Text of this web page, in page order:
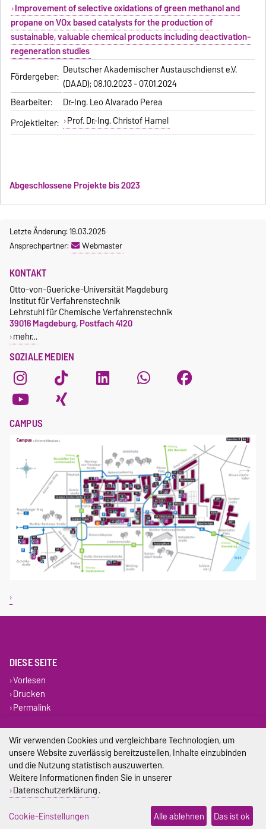
Improvement of selective oxidations of green methanol and
propane on VOx based catalysts for the production of
sustainable, valuable chemical products including deactivation-
regeneration studies
Fördergeber: Deutscher Akademischer Austauschdienst e.V.
(DAAD); 08.10.2023 - 07.01.2024
Bearbeiter:
Dr.-Ing. Leo Alvarado Perea
Projektleiter:
Prof. Dr.-Ing. Christof Hamel
Abgeschlossene Projekte bis 2023
Letzte Änderung: 19.03.2025
Ansprechpartner:
Webmaster
SOZIALE MEDIEN
KONTAKT
Otto-von-Guericke-Universität Magdeburg
Institut für Verfahrenstechnik
Lehrstuhl für Chemische Verfahrenstechnik
39016 Magdeburg, Postfach 4120
mehr…
CAMPUS
DIESE SEITE
Vorlesen
Drucken
Permalink
Impressum
Datenschutz
Barrierefreiheit
Cookie-Einstellungen
Wir verwenden Cookies und vergleichbare Technologien, um
unsere Website zuverlässig bereitzustellen, Inhalte einzubinden
und die Nutzung statistisch auszuwerten.
Weitere Informationen finden Sie in unserer
Datenschutzerklärung.
Cookie-Einstellungen
Alle ablehnen Das ist ok